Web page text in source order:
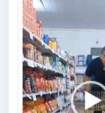
vídeo